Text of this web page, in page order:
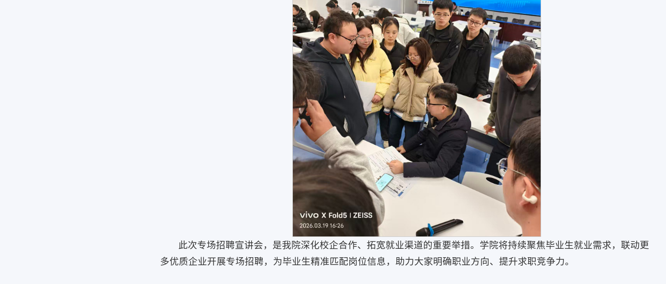
此次专场招聘宣讲会，是我院深化校企合作、拓宽就业渠道的重要举措。学院将持续聚焦毕业生就业需求，联动更
多优质企业开展专场招聘，为毕业生精准匹配岗位信息，助力大家明确职业方向、提升求职竞争力。